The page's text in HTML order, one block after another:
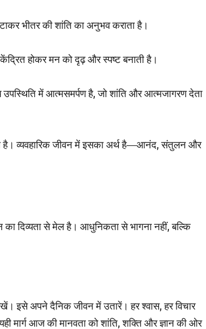
भीतर की शांति का अनुभव कराता है।
होकर मन को दृढ़ और स्पष्ट बनाती है।
उपस्थिति में आत्मसमर्पण है, जो शांति और आत्मजागरण देता
है। व्यवहारिक जीवन में इसका अर्थ है—आनंद, संतुलन और
दिव्यता से मेल है। आधुनिकता से भागना नहीं, बल्कि
इसे अपने दैनिक जीवन में उतारें। हर श्वास, हर विचार
मार्ग आज की मानवता को शांति, शक्ति और ज्ञान की ओर